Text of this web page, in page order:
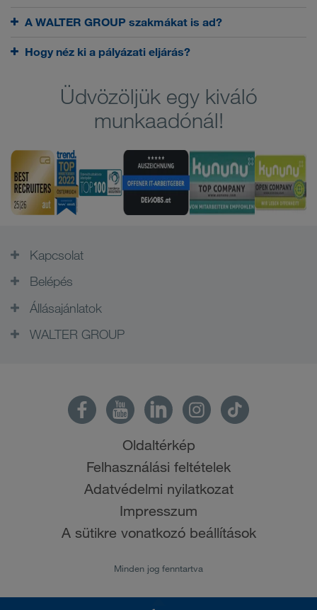
A WALTER GROUP szakmákat is ad?
Hogy néz ki a pályázati eljárás?
Üdvözöljük egy kiváló
munkaadónál!
Kapcsolat
Belépés
Állásajánlatok
WALTER GROUP
Oldaltérkép
Felhasználási feltételek
Adatvédelmi nyilatkozat
Impresszum
A sütikre vonatkozó beállítások
Minden jog fenntartva